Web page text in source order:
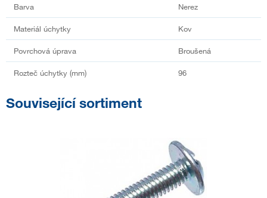
Barva Nerez
Materiál úchytky Kov
Povrchová úprava Broušená
Rozteč úchytky (mm) 96
Související sortiment